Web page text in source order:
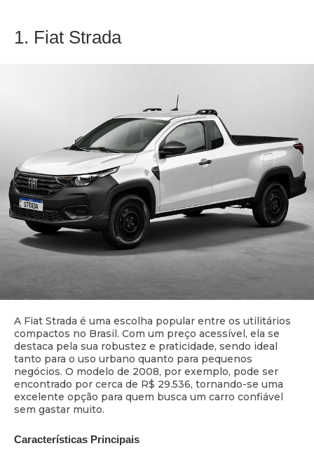
1. Fiat Strada
A Fiat Strada é uma escolha popular entre os utilitários
compactos no Brasil. Com um preço acessível, ela se
destaca pela sua robustez e praticidade, sendo ideal
tanto para o uso urbano quanto para pequenos
negócios. O modelo de 2008, por exemplo, pode ser
encontrado por cerca de R$ 29.536, tornando-se uma
excelente opção para quem busca um carro confiável
sem gastar muito.
Características Principais